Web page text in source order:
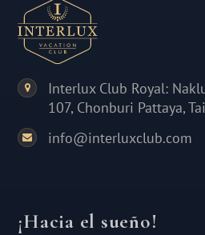
Interlux Club Royal:
107, Chonburi Pattaya,
info@interluxclub.com
¡Hacia el sueño!